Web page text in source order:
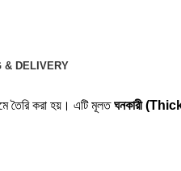
& DELIVERY
তৈরি করা হয়। এটি মূলতঘনকারী